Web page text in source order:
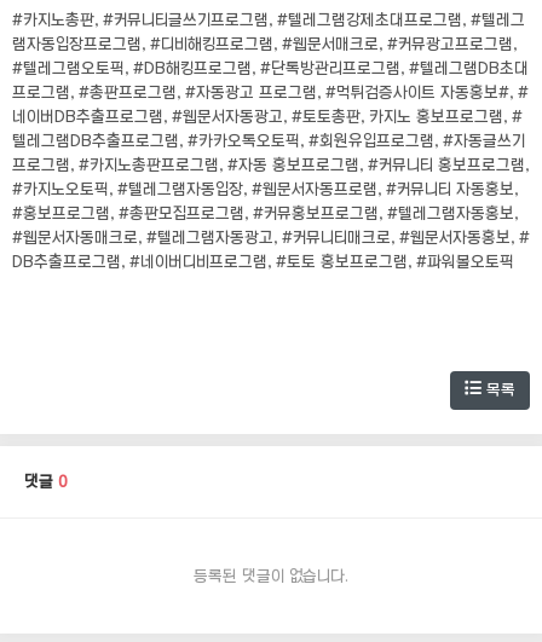
#카지노총판, #커뮤니티글쓰기프로그램, #텔레그램강제초대프로그램, #텔레그
램자동입장프로그램, #디비해킹프로그램, #웹문서매크로, #커뮤광고프로그램,
#텔레그램오토픽, #DB해킹프로그램, #단톡방관리프로그램, #텔레그램DB초대
프로그램, #총판프로그램, #자동광고 프로그램, #먹튀검증사이트 자동홍보#, #
네이버DB추출프로그램, #웹문서자동광고, #토토총판, 카지노 홍보프로그램, #
텔레그램DB추출프로그램, #카카오톡오토픽, #회원유입프로그램, #자동글쓰기
프로그램, #카지노총판프로그램, #자동 홍보프로그램, #커뮤니티 홍보프로그램,
#카지노오토픽, #텔레그램자동입장, #웹문서자동프로램, #커뮤니티 자동홍보,
#홍보프로그램, #총판모집프로그램, #커뮤홍보프로그램, #텔레그램자동홍보,
#웹문서자동매크로, #텔레그램자동광고, #커뮤니티매크로, #웹문서자동홍보, #
DB추출프로그램, #네이버디비프로그램, #토토 홍보프로그램, #파워볼오토픽
목록
댓글 0
등록된 댓글이 없습니다.